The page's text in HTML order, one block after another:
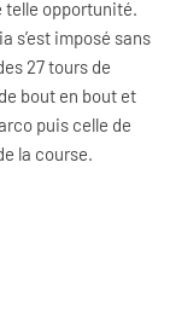
telle opportunité.
s’est imposé sans
27 tours de
bout en bout et
puis celle de
la course.